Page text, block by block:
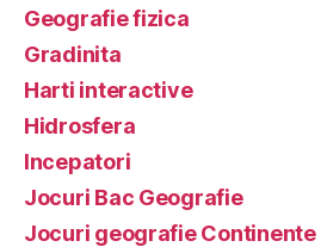
Geografie fizica
Gradinita
Harti interactive
Hidrosfera
Incepatori
Jocuri Bac Geografie
Jocuri geografie Continente